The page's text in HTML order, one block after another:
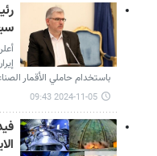
باستخدام حاملي الأقمار
2024-11-05 09:43